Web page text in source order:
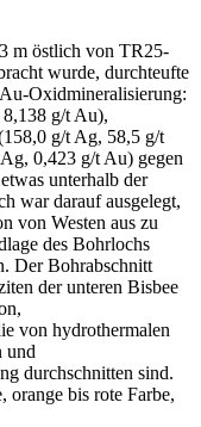
m östlich von TR25-
wurde, durchteufte
Oxidmineralisierung:
g/t Au),
g/t Ag, 58,5 g/t
0,423 g/t Au) gegen
unterhalb der
war darauf ausgelegt,
von Westen aus zu
des Bohrlochs
Der Bohrabschnitt
der unteren Bisbee
von hydrothermalen
und
durchschnitten sind.
orange bis rote Farbe,